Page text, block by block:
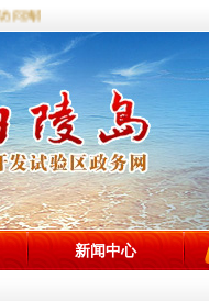
试验区政务网站！
新闻中心